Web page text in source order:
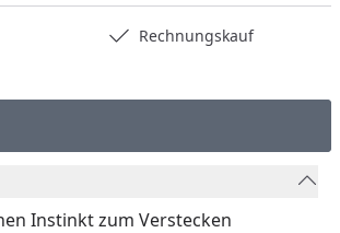
Rechnungskauf
Instinkt zum Verstecken